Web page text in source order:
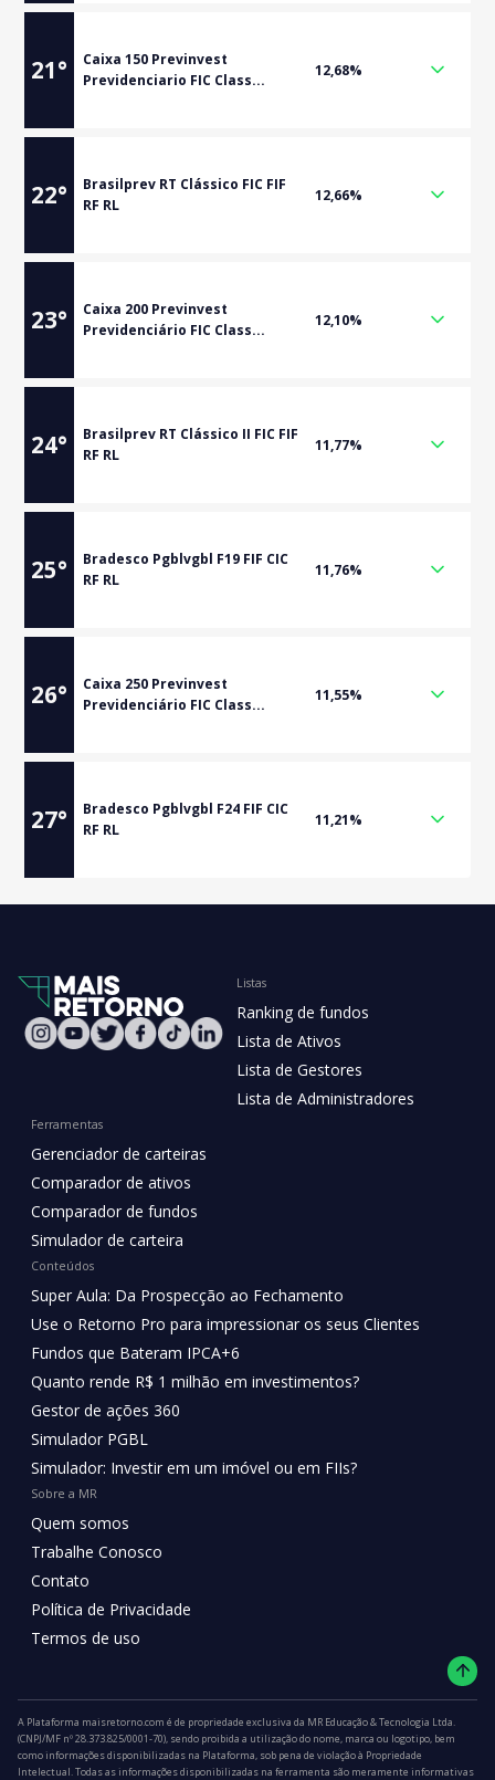
21°
Caixa 150 Previnvest
Previdenciario FIC Class...
12,68%
22°
Brasilprev RT Clássico FIC FIF
RF RL
12,66%
23°
Caixa 200 Previnvest
Previdenciário FIC Class...
12,10%
24°
Brasilprev RT Clássico II FIC FIF
RF RL
11,77%
25°
Bradesco Pgblvgbl F19 FIF CIC
RF RL
11,76%
26°
Caixa 250 Previnvest
Previdenciário FIC Class...
11,55%
27°
Bradesco Pgblvgbl F24 FIF CIC
RF RL
11,21%
Listas
Ranking de fundos
Lista de Ativos
Lista de Gestores
Lista de Administradores
Ferramentas
Gerenciador de carteiras
Comparador de ativos
Comparador de fundos
Simulador de carteira
Conteúdos
Super Aula: Da Prospecção ao Fechamento
Use o Retorno Pro para impressionar os seus Clientes
Fundos que Bateram IPCA+6
Quanto rende R$ 1 milhão em investimentos?
Gestor de ações 360
Simulador PGBL
Simulador: Investir em um imóvel ou em FIIs?
Sobre a MR
Quem somos
Trabalhe Conosco
Contato
Política de Privacidade
Termos de uso
A Plataforma maisretorno.com é de propriedade exclusiva da MR Educação & Tecnologia Ltda.
(CNPJ/MF nº 28.373.825/0001-70), sendo proibida a utilização do nome, marca ou logotipo, bem
como informações disponibilizadas na Plataforma, sob pena de violação à Propriedade
Intelectual. Todas as informações disponibilizadas na ferramenta são meramente informativas